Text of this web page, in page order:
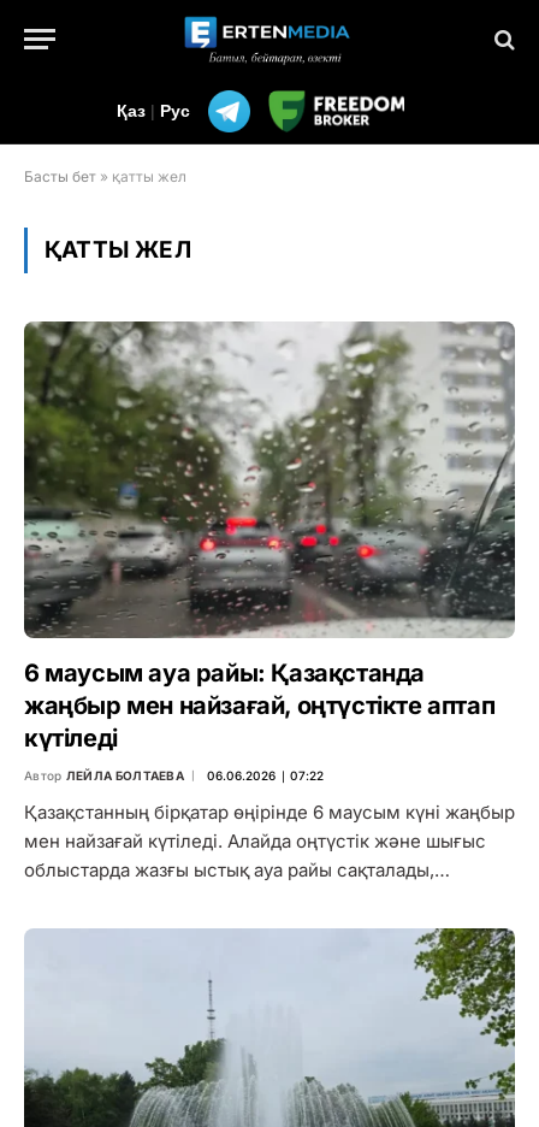
Қаз | Рус
Басты бет » қатты жел
ҚАТТЫ ЖЕЛ
6 маусым ауа райы: Қазақстанда
жаңбыр мен найзағай, оңтүстікте аптап
күтіледі
Автор ЛЕЙЛА БОЛТАЕВА 06.06.2026 ∣ 07:22
Қазақстанның бірқатар өңірінде 6 маусым күні жаңбыр
мен найзағай күтіледі. Алайда оңтүстік және шығыс
облыстарда жазғы ыстық ауа райы сақталады,…